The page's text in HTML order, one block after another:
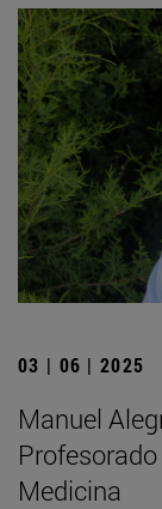
03 | 06 | 2025
Manuel
Medicina